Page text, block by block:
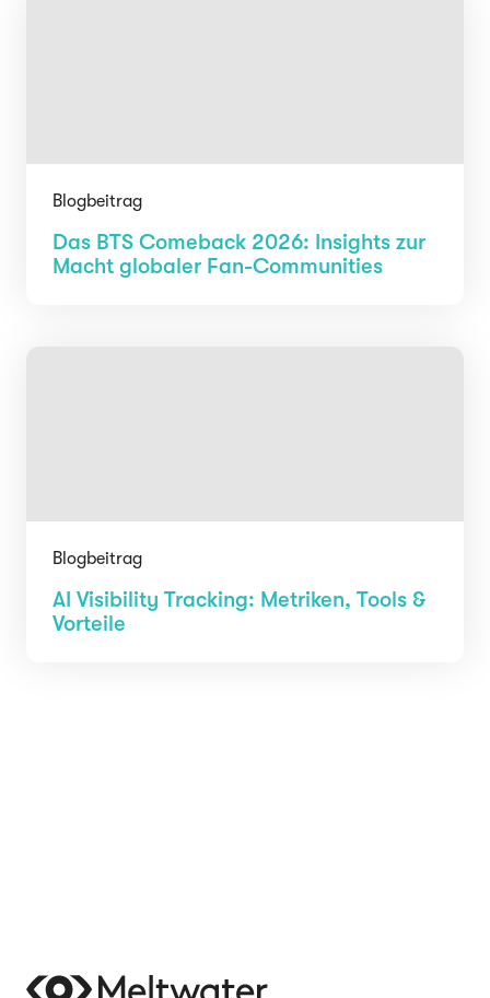
Blogbeitrag
Das BTS Comeback 2026: Insights zur
Macht globaler Fan-Communities
Blogbeitrag
AI Visibility Tracking: Metriken, Tools &
Vorteile